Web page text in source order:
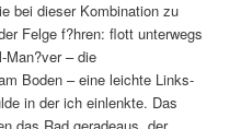
bei dieser Kombination zu
Felge f?hren: flott unterwegs
Man?ver – die
Boden – eine leichte Links-
in der ich einlenkte. Das